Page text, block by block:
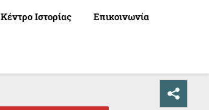
Κέντρο Ιστορίας Επικοινωνία